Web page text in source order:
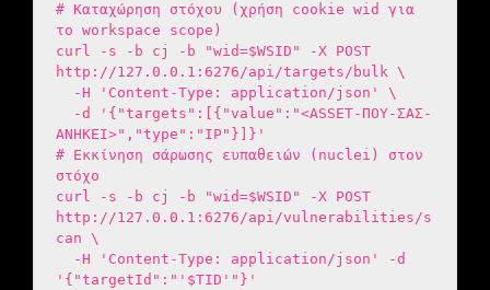
# Καταχώρηση στόχου (χρήση cookie wid για
το workspace scope)
curl -s -b cj -b "wid=$WSID" -X POST
http://127.0.0.1:6276/api/targets/bulk \
ΑΝΗΚΕΙ>","type":"IP"}]}'
# Εκκίνηση σάρωσης ευπαθειών (nuclei) στον
στόχο
curl -s -b cj -b "wid=$WSID" -X POST
http://127.0.0.1:6276/api/vulnerabilities/s
can \
'{"targetId":"'$TID'"}'